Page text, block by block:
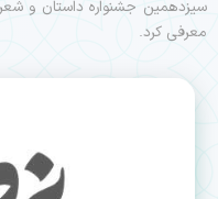
معرفی کرد.